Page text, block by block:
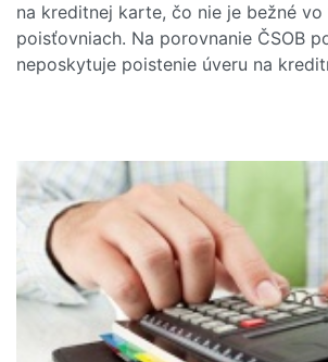
na kreditnej karte, čo nie je bežné
poisťovniach. Na porovnanie ČSOB
neposkytuje poistenie úveru na